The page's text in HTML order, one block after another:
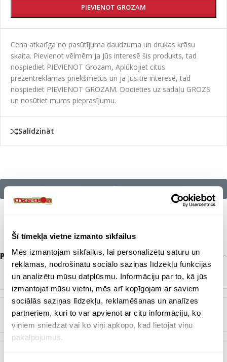
Šī tīmekļa vietne izmanto sīkfailus
Mēs izmantojam sīkfailus, lai personalizētu saturu un
reklāmas, nodrošinātu sociālo saziņas līdzekļu funkcijas
un analizētu mūsu datplūsmu. Informāciju par to, kā jūs
izmantojat mūsu vietni, mēs arī kopīgojam ar saviem
sociālās saziņas līdzekļu, reklamēšanas un analīzes
partneriem, kuri to var apvienot ar citu informāciju, ko
viņiem sniedzat vai ko viņi apkopo, kad lietojat viņu
pakalpojumus.
PIEVIENOT GROZAM
Cena atkarīga no pasūtījuma daudzuma un drukas krāsu
skaita. Pievienot vēlmēm Ja Jūs interesē šis produkts, tad
nospiediet PIEVIENOT Grozam, Aplūkojiet citus
prezentreklāmas priekšmetus un ja Jūs tie interesē, tad
nospiediet PIEVIENOT GROZAM. Dodieties uz sadaļu GROZS
un nosūtiet mums pieprasījumu.
Salīdzināt
Citu zīmolu preces:
Papildu informācija
ZĪMOLS
Bez zīmola
KRĀSA Balts,Melns,Metāls, Navy zils